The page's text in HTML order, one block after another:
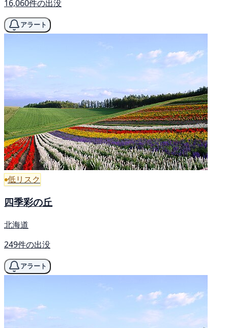
16,060件の出没
アラート
低リスク
四季彩の丘
北海道
249件の出没
アラート